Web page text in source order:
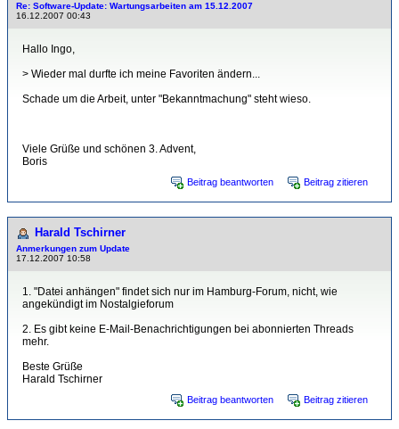
Re: Software-Update: Wartungsarbeiten am 15.12.2007
16.12.2007 00:43
Hallo Ingo,
> Wieder mal durfte ich meine Favoriten ändern...
Schade um die Arbeit, unter "Bekanntmachung" steht wieso.
Viele Grüße und schönen 3. Advent,
Boris
Beitrag beantworten Beitrag zitieren
Harald Tschirner
Anmerkungen zum Update
17.12.2007 10:58
1. "Datei anhängen" findet sich nur im Hamburg-Forum, nicht, wie
angekündigt im Nostalgieforum
2. Es gibt keine E-Mail-Benachrichtigungen bei abonnierten Threads
mehr.
Beste Grüße
Harald Tschirner
Beitrag beantworten Beitrag zitieren